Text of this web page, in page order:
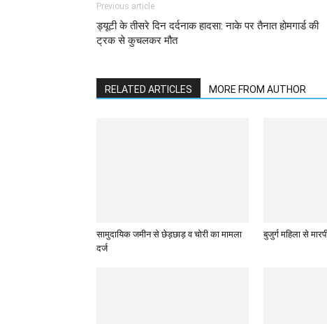
Previous article
ड्यूटी के तीसरे दिन दर्दनाक हादसा: नाके पर तैनात होमगार्ड की
ट्रक से कुचलकर मौत
RELATED ARTICLES MORE FROM AUTHOR
सामुदायिक जमीन से छेड़छाड़ व चोरी का मामला
दर्ज
बुजुर्ग महिला से